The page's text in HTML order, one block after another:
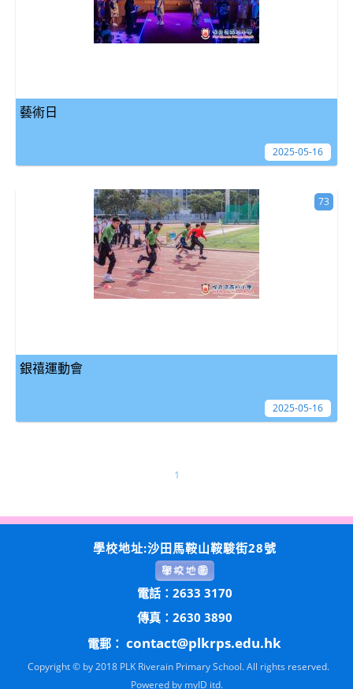
藝術日
2025-05-16
銀禧運動會
73
2025-05-16
1
學校地址:沙田馬鞍山鞍駿街28號
電話：2633 3170
傳真：2630 3890
電郵： contact@plkrps.edu.hk
Copyright © by 2018 PLK Riverain Primary School. All rights reserved.
Powered by myID itd.